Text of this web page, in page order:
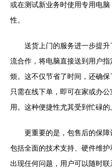
或在测试新业务时使用专用电
性。
送货上门的服务进一步提
流合作，将电脑直接送到用户
烦。这不仅节省了时间，还确
只需在线下单，即可在家或办
用。这种便捷性尤其受到忙碌的
更重要的是，包售后的保
包括全面的技术支持、硬件维
出现任何问题，用户可以随时